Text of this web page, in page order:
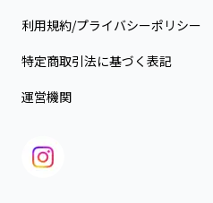
利用規約/プライバシーポリシー
特定商取引法に基づく表記
運営機関